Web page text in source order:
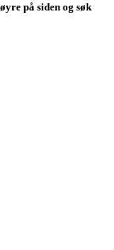
på siden og søk